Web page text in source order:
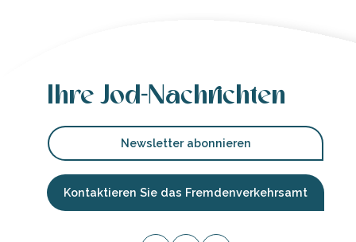
Ihre Jod-Nachrichten
Newsletter abonnieren
Kontaktieren Sie das Fremdenverkehrsamt